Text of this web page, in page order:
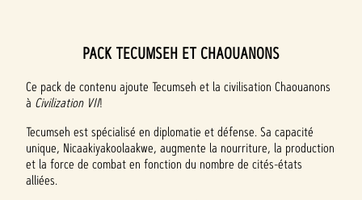
PACK TECUMSEH ET CHAOUANONS
Ce pack de contenu ajoute Tecumseh et la civilisation Chaouanons
à Civilization VII!
Tecumseh est spécialisé en diplomatie et défense. Sa capacité
unique, Nicaakiyakoolaakwe, augmente la nourriture, la production
et la force de combat en fonction du nombre de cités-états
alliées.